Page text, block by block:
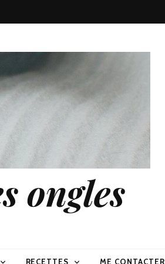
ongles
RECETTES ME CONTACTER